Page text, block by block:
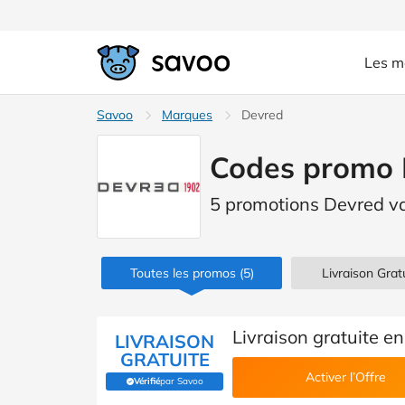
Les
Savoo Marques Devred
Codes
5 promotions Devred
Toutes les promos(5) Livraison
LIVRAISON
GRATUITE
Vérifiépar Savoo
(Vérifié par Savoo)
Livraison gratuite
Activer l’Offre